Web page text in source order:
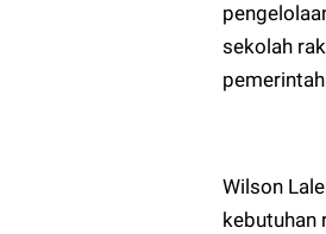
sekolah
Wilson
kebutuhan